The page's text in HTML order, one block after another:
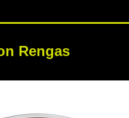
RengasRENKAAT